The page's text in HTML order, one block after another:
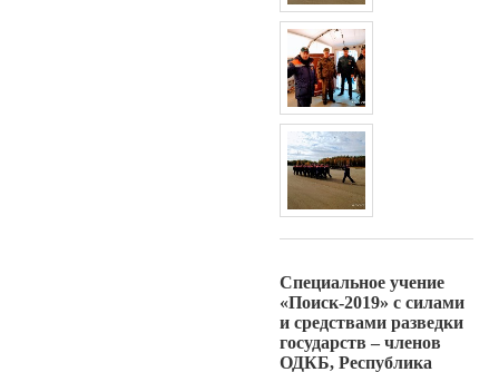
Специальное учение
«Поиск-2019» с силами
и средствами разведки
государств – членов
ОДКБ, Республика